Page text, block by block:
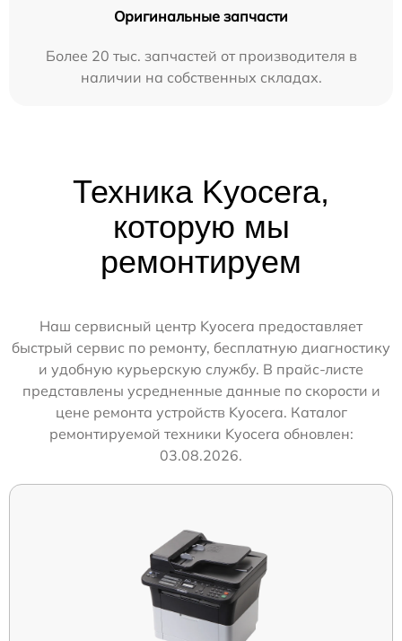
Оригинальные запчасти
Более 20 тыс. запчастей от производителя в
наличии на собственных складах.
Техника Kyocera,
которую мы
ремонтируем
Наш сервисный центр Kyocera предоставляет
быстрый сервис по ремонту, бесплатную диагностику
и удобную курьерскую службу. В прайс-листе
представлены усредненные данные по скорости и
цене ремонта устройств Kyocera. Каталог
ремонтируемой техники Kyocera обновлен:
03.08.2026.